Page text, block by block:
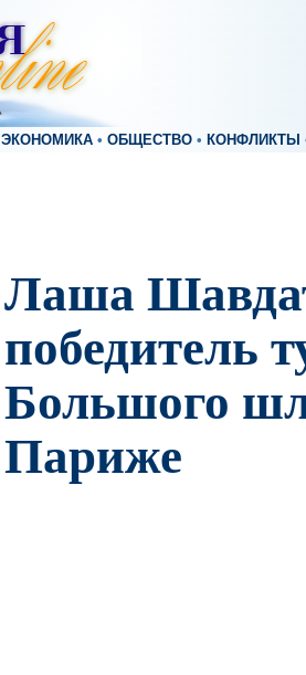
ЭКОНОМИКА • ОБЩЕСТВО • КОНФЛИКТЫ
Лаша
победитель
Большого
Париже